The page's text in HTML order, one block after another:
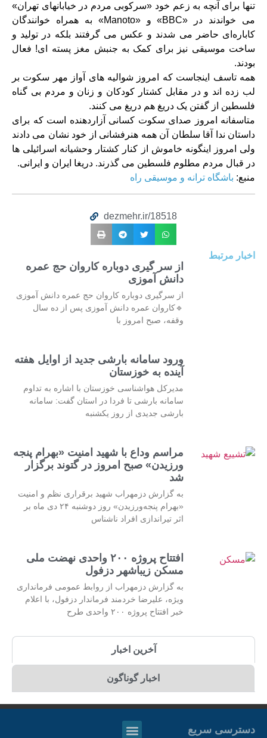
تنها برای آنچه به زعم خود «سرکوبی مردم در خیابانهای تهران»
می خواندند در «BBC» و «Manoto» به همراه خوانندگان
کاباره‌ای حاضر می شدند و عکس می گرفتند بلکه در تولید و
ساخت موسیقی نیز برای کمک به جنبش مغز پسته ای! فعال
بودند.
همه تاسف اینجاست که امروز شوالیه های آواز مهر سکوت بر
لب زده اند و در مقابل کشتار کودکان و زنان و مردم بی گناه
فلسطین از گفتن یک دریغ هم دریغ می کنند.
متاسفانه امروز صدای سکوت کسانی آزاردهنده است که برای
داستان ندا آقا سلطان آن همه هنرفشانی از خود نشان می دادند
ولی امروز اینگونه خاموش از کنار کشتار وحشیانه اسرائیلی ها
در قبال مردم مطلوم فلسطین می گذرند. دریغا ایران و ایرانی.
منبع: باشگاه ترانه و موسیقی راه
dezmehr.ir/18518
اخبار مرتبط
از سر گیری دوباره کاروان حج عمره
دانش آموزی
از سرگیری دوباره کاروان حج عمره دانش آموزی
🔹کاروان عمره دانش آموزی پس از ده سال
وقفه، صبح امروز با
ورود سامانه بارشی جدید از اوایل هفته
آینده به خوزستان
مدیرکل هواشناسی خوزستان با اشاره به تداوم
سامانه بارشی تا فردا در استان گفت: سامانه
بارشی جدیدی از روز یکشنبه
مراسم وداع با شهید امنیت «بهرام پنجه
ورزیدن» صبح امروز در گتوند برگزار
شد
به گزارش دزمهراب شهید برقراری نظم و امنیت
«بهرام پنجه‌ورزیدن» روز دوشنبه ۲۴ دی ماه بر
اثر تیراندازی افراد ناشناس
افتتاح پروژه ۲۰۰ واحدی نهضت ملی
مسکن زیباشهر دزفول
به گزارش دزمهراب از روابط عمومی فرمانداری
ویژه، علیرضا خردمند فرماندار دزفول، با اعلام
خبر افتتاح پروژه ۲۰۰ واحدی طرح
آخرین اخبار
اخبار گوناگون
دسترسی سریع